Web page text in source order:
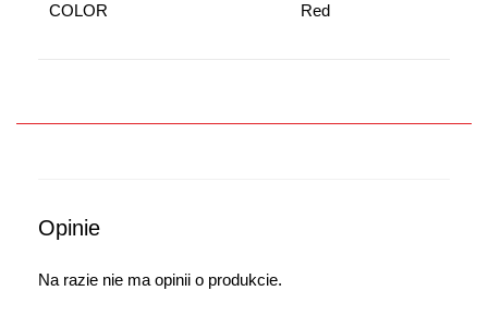
COLOR Red
Opinie
Na razie nie ma opinii o produkcie.